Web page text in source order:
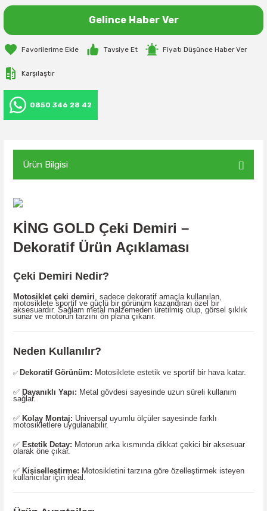
Gelince Haber Ver
Tavsiye Et Fiyatı Düşünce Haber Ver
Karşılaştır
0850 346 28 42
Ürün Bilgisi
KİNG GOLD Çeki Demiri –
Dekoratif Ürün Açıklaması
Çeki Demiri Nedir?
Motosiklet çeki demiri, sadece dekoratif amaçla kullanılan,
motosiklete sportif ve güçlü bir görünüm kazandıran özel bir
aksesuardır. Sağlam metal malzemeden üretilmiş olup, görsel şıklık
sunar ve motorun tarzını ön plana çıkarır.
Neden Kullanılır?
✅ Dekoratif Görünüm: Motosiklete estetik ve sportif bir hava katar.
✅ Dayanıklı Yapı: Metal gövdesi sayesinde uzun süreli kullanım
sağlar.
✅ Kolay Montaj: Universal uyumlu ölçüler sayesinde farklı
motosikletlere uygulanabilir.
✅ Estetik Detay: Motorun arka kısmında dikkat çekici bir aksesuar
olarak öne çıkar.
✅ Kişiselleştirme: Motosikletini tarzına göre özelleştirmek isteyen
kullanıcılar için ideal.